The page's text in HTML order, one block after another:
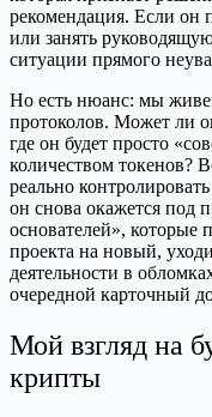
рекомендация. Если он
или занять
ситуации прямого
Но есть нюанс: мы
протоколов. Может ли
где он будет просто
количеством токенов?
реально
он снова окажется под
основателей», которые
проекта на новый,
деятельности в
очередной карточный
Мой взгляд на
крипты